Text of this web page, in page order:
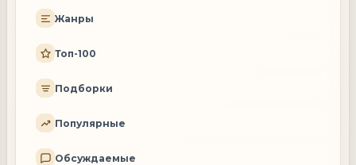
Жанры
Топ-100
Подборки
Популярные
Обсуждаемые